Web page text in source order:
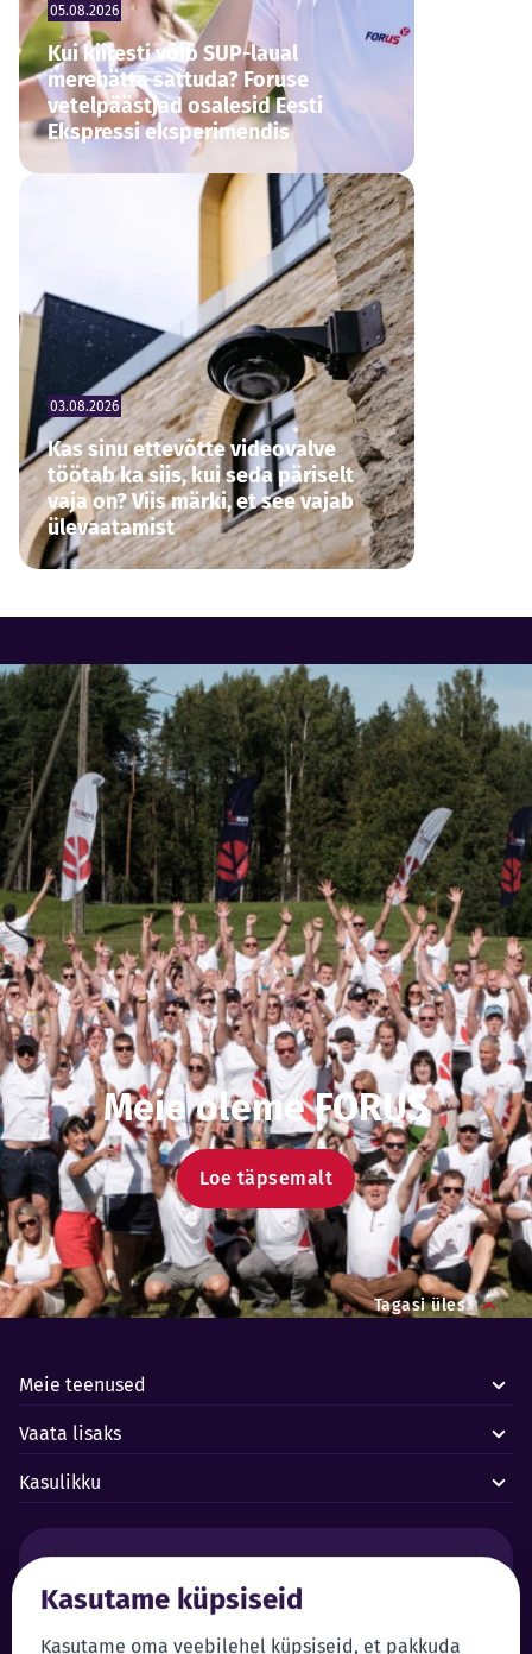
Kasutame küpsiseid
Kasutame oma veebilehel küpsiseid, et pakkuda
05.08.2026
Kui kiiresti võib SUP-laual
merehätta sattuda? Foruse
vetelpäästjad osalesid Eesti
Ekspressi eksperimendis
03.08.2026
Kas sinu ettevõtte videovalve
töötab ka siis, kui seda päriselt
vaja on? Viis märki, et see vajab
ülevaatamist
Meie oleme FORUS
Loe täpsemalt
Tagasi üles
Meie teenused
Vaata lisaks
Kasulikku
Forus juhtimiskeskus 24/7+372 619 1899
Klienditeenindus:
Iseteenindus